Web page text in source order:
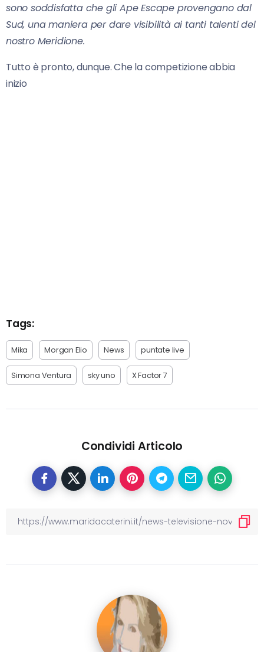
sono soddisfatta che gli Ape Escape provengano dal
Sud, una maniera per dare visibilità ai tanti talenti del
nostro Meridione.
Tutto è pronto, dunque. Che la competizione abbia
inizio
Tags:
Mika Morgan Elio News puntate live
Simona Ventura sky uno X Factor 7
Condividi Articolo